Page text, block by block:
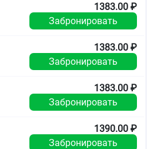
1383.00 ₽
Забронировать
1383.00 ₽
Забронировать
1383.00 ₽
Забронировать
1390.00 ₽
Забронировать